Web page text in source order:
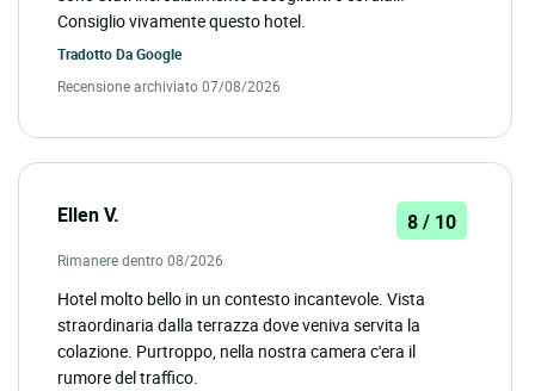
Consiglio vivamente questo hotel.
Tradotto DaGoogle
Recensione archiviato 07/08/2026
Ellen V. 8 / 10
Rimanere dentro 08/2026
Hotel molto bello in un contesto incantevole. Vista
straordinaria dalla terrazza dove veniva servita la
colazione. Purtroppo, nella nostra camera c'era il
rumore del traffico.